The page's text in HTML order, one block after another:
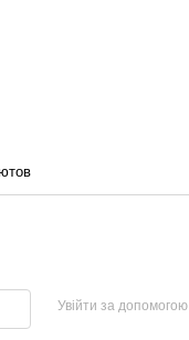
Увійти за допомогою